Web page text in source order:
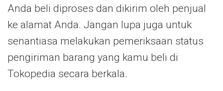
Anda beli diproses dan dikirim oleh penjual
ke alamat Anda. Jangan lupa juga untuk
senantiasa melakukan pemeriksaan status
pengiriman barang yang kamu beli di
Tokopedia secara berkala.